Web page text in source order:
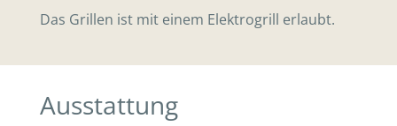
Das Grillen ist mit einem Elektrogrill erlaubt.
Ausstattung